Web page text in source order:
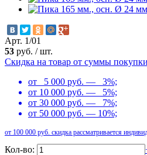
Арт. 1/01
53 руб. /шт.
Скидка на товар от суммы покупки
от 5 000 руб. — 3%;
от 10 000 руб. — 5%;
от 30 000 руб. — 7%;
от 50 000 руб. — 10%;
от 100 000 руб. скидка рассматривается
Кол-во: